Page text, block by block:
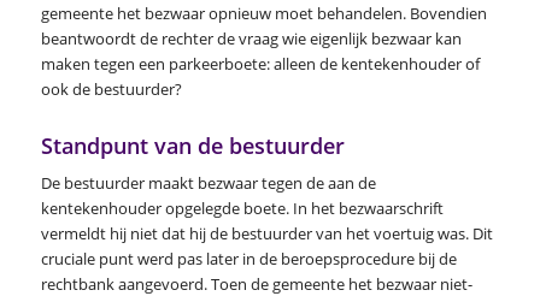
gemeente het bezwaar opnieuw moet behandelen. Bovendien
beantwoordt de rechter de vraag wie eigenlijk bezwaar kan
maken tegen een parkeerboete: alleen de kentekenhouder of
ook de bestuurder?
Standpunt van de bestuurder
De bestuurder maakt bezwaar tegen de aan de
kentekenhouder opgelegde boete. In het bezwaarschrift
vermeldt hij niet dat hij de bestuurder van het voertuig was. Dit
cruciale punt werd pas later in de beroepsprocedure bij de
rechtbank aangevoerd. Toen de gemeente het bezwaar niet-